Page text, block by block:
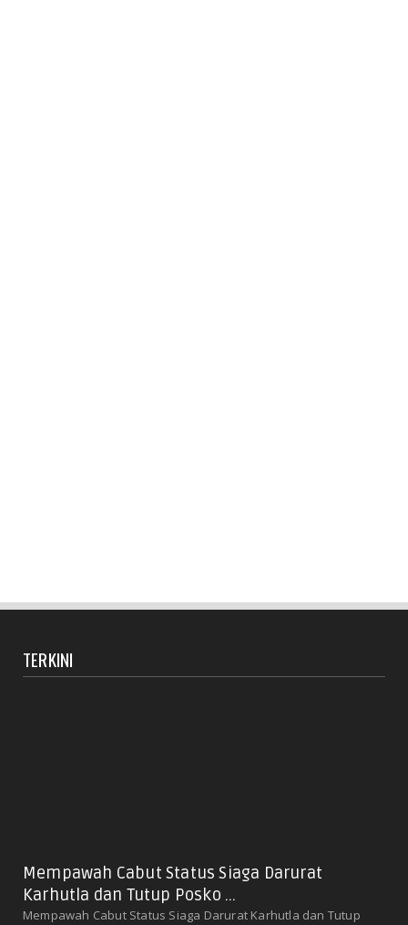
TERKINI
Mempawah Cabut Status Siaga Darurat
Karhutla dan Tutup Posko ...
Mempawah Cabut Status Siaga Darurat Karhutla dan Tutup